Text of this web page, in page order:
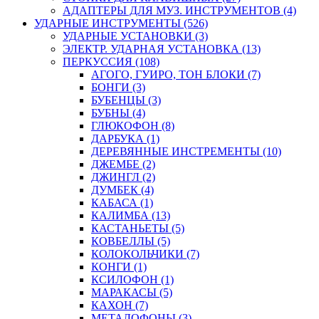
АДАПТЕРЫ ДЛЯ МУЗ. ИНСТРУМЕНТОВ (4)
УДАРНЫЕ ИНСТРУМЕНТЫ (526)
УДАРНЫЕ УСТАНОВКИ (3)
ЭЛЕКТР. УДАРНАЯ УСТАНОВКА (13)
ПЕРКУССИЯ (108)
АГОГО, ГУИРО, ТОН БЛОКИ (7)
БОНГИ (3)
БУБЕНЦЫ (3)
БУБНЫ (4)
ГЛЮКОФОН (8)
ДАРБУКА (1)
ДЕРЕВЯННЫЕ ИНСТРЕМЕНТЫ (10)
ДЖЕМБЕ (2)
ДЖИНГЛ (2)
ДУМБЕК (4)
КАБАСА (1)
КАЛИМБА (13)
КАСТАНЬЕТЫ (5)
КОВБЕЛЛЫ (5)
КОЛОКОЛЬЧИКИ (7)
КОНГИ (1)
КСИЛОФОН (1)
МАРАКАСЫ (5)
КАХОН (7)